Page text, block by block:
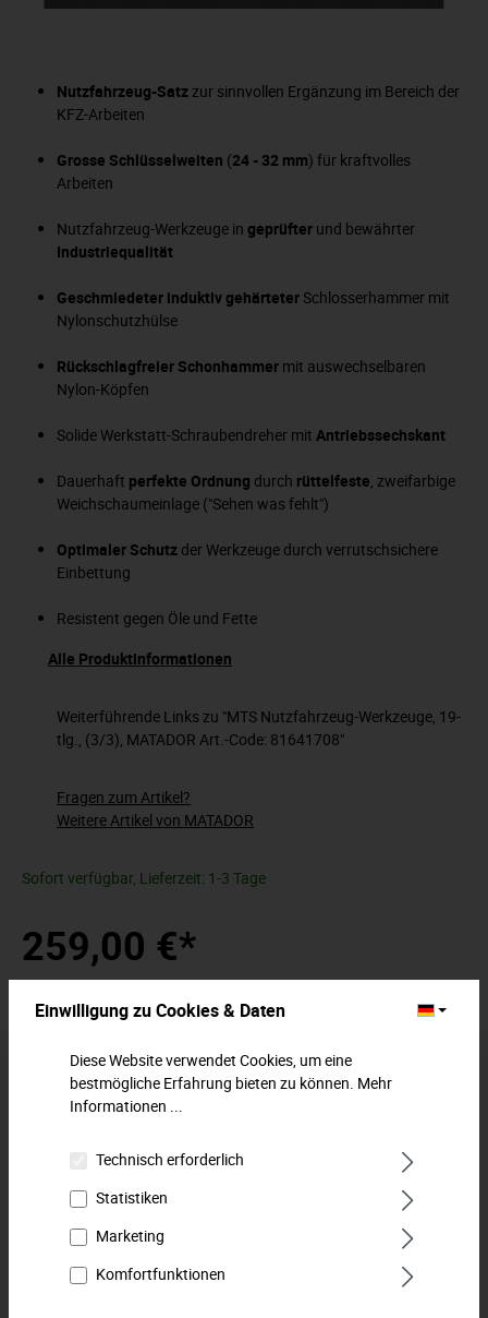
Nutzfahrzeug-Satz zur sinnvollen Ergänzung im Bereich der
KFZ-Arbeiten
Grosse Schlüsselweiten (24 - 32 mm) für kraftvolles
Arbeiten
Nutzfahrzeug-Werkzeuge in geprüfter und bewährter
Industriequalität
Geschmiedeter induktiv gehärteter Schlosserhammer mit
Nylonschutzhülse
Rückschlagfreier Schonhammer mit auswechselbaren
Nylon-Köpfen
Solide Werkstatt-Schraubendreher mit Antriebssechskant
Dauerhaft perfekte Ordnung durch rüttelfeste , zweifarbige
Weichschaumeinlage ("Sehen was fehlt")
Optimaler Schutz der Werkzeuge durch verrutschsichere
Einbettung
Resistent gegen Öle und Fette
Alle Produktinformationen
Weiterführende Links zu "MTS Nutzfahrzeug-Werkzeuge, 19-
tlg., (3/3), MATADOR Art.-Code: 81641708"
Fragen zum Artikel?
Weitere Artikel von MATADOR
Sofort verfügbar, Lieferzeit: 1-3 Tage
259,00 €*
Preise inkl. MwSt. zzgl. Versandkosten
Zum Merkzettel hinzufügen
Beschreibung
Allround Werkzeuge in perfekter Ordnung.Bestens
MATADOR MTS-Modul mit dem 1…
Downloads
Einwilligung zu Cookies & Daten
Diese Website verwendet Cookies, um eine
bestmögliche Erfahrung bieten zu können. Mehr
Informationen ...
Technisch erforderlich
Statistiken
Marketing
Komfortfunktionen